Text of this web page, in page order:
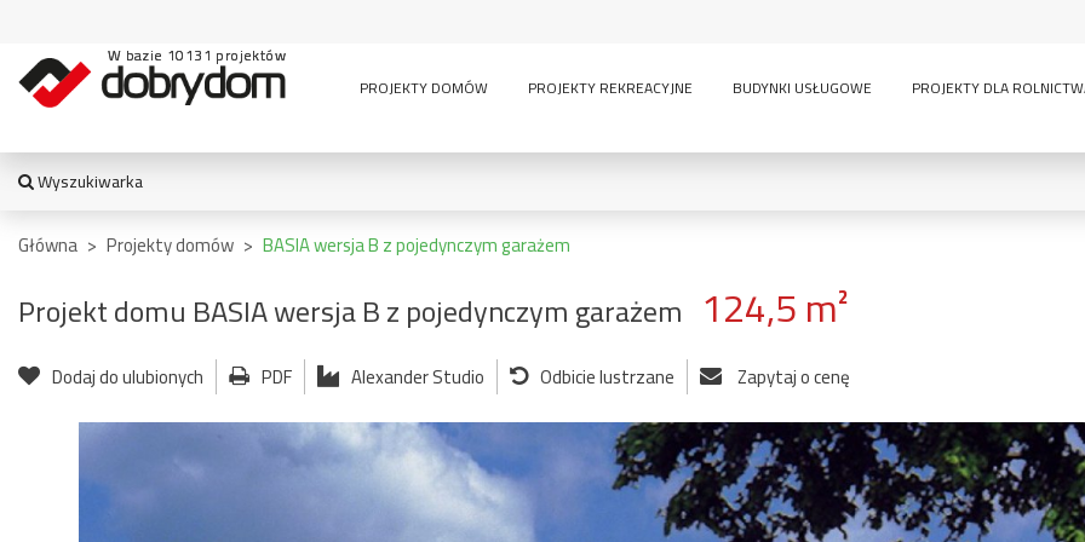
W bazie 10131 projektów
PROJEKTY DOMÓW
PROJEKTY REKREACYJNE BUDYNKI USŁUGOWE PROJEKTY DLA
Wyszukiwarka
WYSZUKIWARKA
0
TYPY BUDYNKU:
jednorodzinny
dwurodzinny
pensjonaty,
altana
garaż
garaż z częścią
mieszkalną
bud. socjalny
usługowe
wiata
garażowo-
magazynowe
inwentarskie
sauna wielokondygnacyjny
GARAŻE:
bez garażu 1-
Główna > Projekty domów > BASIA wersja B z pojedynczym garażem
Projekt domu BASIA wersja B z pojedynczym garażem 124,5 m²
Dodaj do ulubionych PDF Alexander Studio Odbicie lustrzane Zapytaj o cenę